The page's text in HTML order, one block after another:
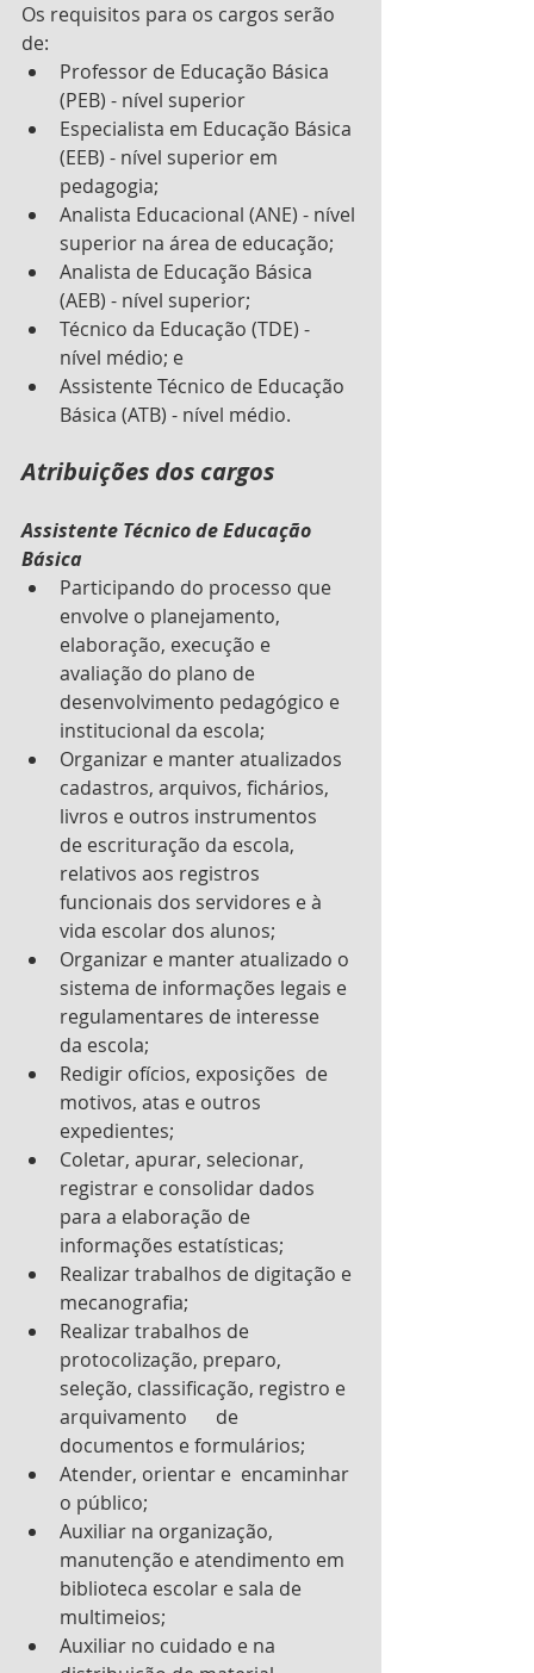
Os requisitos para os cargos serão
de:
Professor de Educação Básica
(PEB) - nível superior
Especialista em Educação Básica
(EEB) - nível superior em
pedagogia;
Analista Educacional (ANE) - nível
superior na área de educação;
Analista de Educação Básica
(AEB) - nível superior;
Técnico da Educação (TDE) -
nível médio; e
Assistente Técnico de Educação
Básica (ATB) - nível médio.
Atribuições dos cargos
Assistente Técnico de Educação
Básica
Participando do processo que
envolve o planejamento,
elaboração, execução e
avaliação do plano de
desenvolvimento pedagógico e
institucional da escola;
Organizar e manter atualizados
cadastros, arquivos, fichários,
livros e outros instrumentos
de escrituração da escola,
relativos aos registros
funcionais dos servidores e à
vida escolar dos alunos;
Organizar e manter atualizado o
sistema de informações legais e
regulamentares de interesse
da escola;
Redigir ofícios, exposições  de
motivos, atas e outros
expedientes;
Coletar, apurar, selecionar,
registrar e consolidar dados
para a elaboração de
informações estatísticas;
Realizar trabalhos de digitação e
mecanografia;
Realizar trabalhos de
protocolização, preparo,
seleção, classificação, registro e
arquivamento      de
documentos e formulários;
Atender, orientar e  encaminhar
o público;
Auxiliar na organização,
manutenção e atendimento em
biblioteca escolar e sala de
multimeios;
Auxiliar no cuidado e na